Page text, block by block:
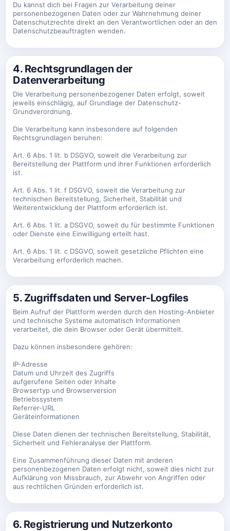
Du kannst dich bei Fragen zur Verarbeitung deiner
personenbezogenen Daten oder zur Wahrnehmung deiner
Datenschutzrechte direkt an den Verantwortlichen oder an den
Datenschutzbeauftragten wenden.
4. Rechtsgrundlagen der
Datenverarbeitung
Die Verarbeitung personenbezogener Daten erfolgt, soweit
jeweils einschlägig, auf Grundlage der Datenschutz-
Grundverordnung.
Die Verarbeitung kann insbesondere auf folgenden
Rechtsgrundlagen beruhen:
Art. 6 Abs. 1 lit. b DSGVO, soweit die Verarbeitung zur
Bereitstellung der Plattform und ihrer Funktionen erforderlich
ist.
Art. 6 Abs. 1 lit. f DSGVO, soweit die Verarbeitung zur
technischen Bereitstellung, Sicherheit, Stabilität und
Weiterentwicklung der Plattform erforderlich ist.
Art. 6 Abs. 1 lit. a DSGVO, soweit du für bestimmte Funktionen
oder Dienste eine Einwilligung erteilt hast.
Art. 6 Abs. 1 lit. c DSGVO, soweit gesetzliche Pflichten eine
Verarbeitung erforderlich machen.
5. Zugriffsdaten und Server-Logfiles
Beim Aufruf der Plattform werden durch den Hosting-Anbieter
und technische Systeme automatisch Informationen
verarbeitet, die dein Browser oder Gerät übermittelt.
Dazu können insbesondere gehören:
IP-Adresse
Datum und Uhrzeit des Zugriffs
aufgerufene Seiten oder Inhalte
Browsertyp und Browserversion
Betriebssystem
Referrer-URL
Geräteinformationen
Diese Daten dienen der technischen Bereitstellung, Stabilität,
Sicherheit und Fehleranalyse der Plattform.
Eine Zusammenführung dieser Daten mit anderen
personenbezogenen Daten erfolgt nicht, soweit dies nicht zur
Aufklärung von Missbrauch, zur Abwehr von Angriffen oder
aus rechtlichen Gründen erforderlich ist.
6. Registrierung und Nutzerkonto